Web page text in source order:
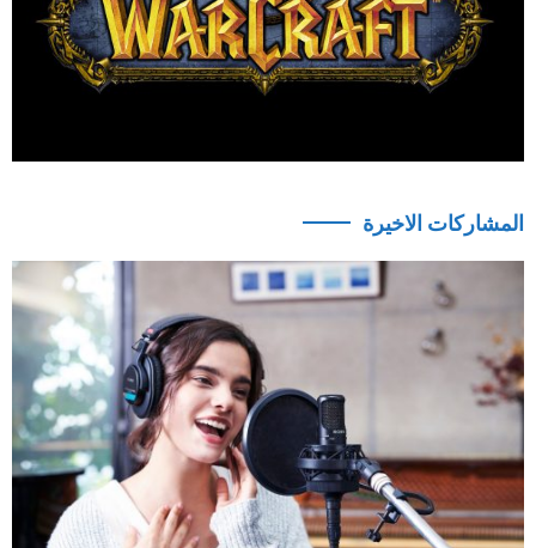
المشاركات الاخيرة